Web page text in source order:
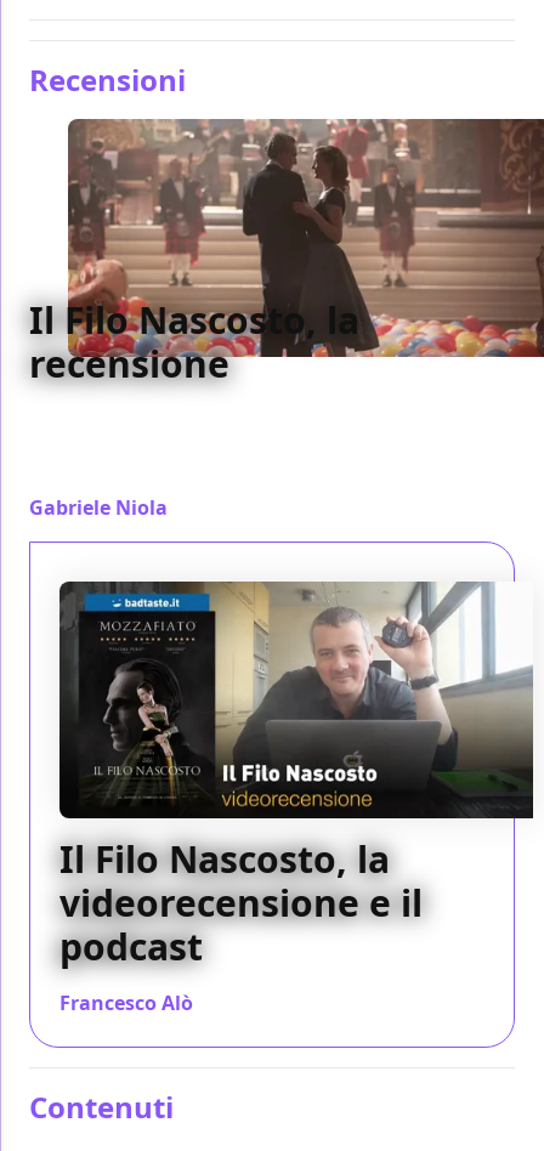
Recensioni
Il Filo Nascosto, la
recensione
Gabriele Niola
Il Filo Nascosto, la
videorecensione e il
podcast
Francesco Alò
Contenuti